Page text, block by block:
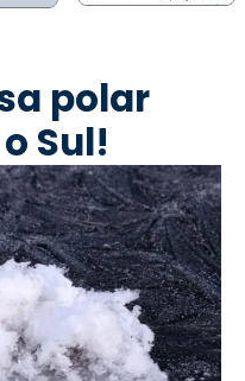
polar
Sul!